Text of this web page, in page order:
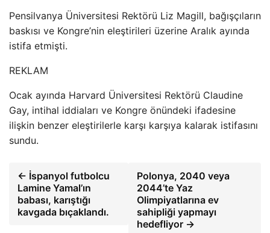
Pensilvanya Üniversitesi Rektörü Liz Magill, bağışçıların
baskısı ve Kongre’nin eleştirileri üzerine Aralık ayında
istifa etmişti.
REKLAM
Ocak ayında Harvard Üniversitesi Rektörü Claudine
Gay, intihal iddiaları ve Kongre önündeki ifadesine
ilişkin benzer eleştirilerle karşı karşıya kalarak istifasını
sundu.
← İspanyol futbolcu
Lamine Yamal’ın
babası, karıştığı
kavgada bıçaklandı.
Polonya, 2040 veya
2044’te Yaz
Olimpiyatlarına ev
sahipliği yapmayı
hedefliyor →